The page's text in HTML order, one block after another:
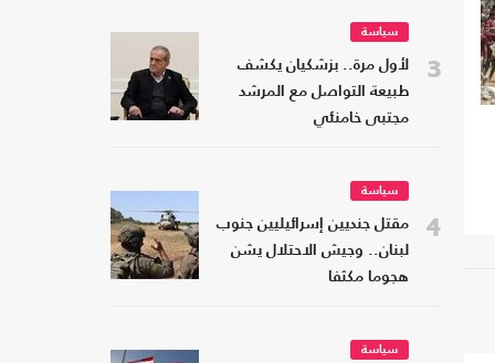
3
سياسة
لأول مرة.. بزشكيان يكشف
طبيعة التواصل مع المرشد
مجتبى خامنئي
4
سياسة
مقتل جنديين إسرائيليين جنوب
لبنان.. وجيش الاحتلال يشن
هجوما مكثفا
سياسة